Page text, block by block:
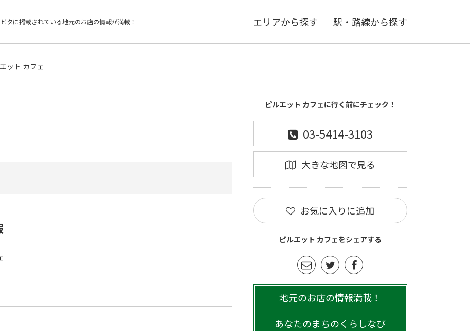
タに掲載されている地元のお店の情報が満載！ エリアから探す 駅・路線から探す
ット カフェ
ピルエット カフェに行く前にチェック！
03-5414-3103
大きな地図で見る
お気に入りに追加
ピルエット カフェをシェアする
地元のお店の情報満載！
あなたのまちのくらしなび